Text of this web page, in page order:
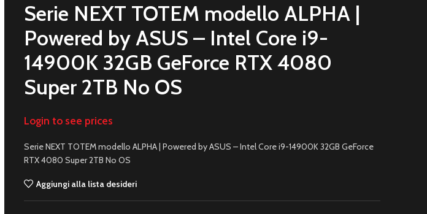
Serie NEXT TOTEM modello ALPHA |
Powered by ASUS – Intel Core i9-
14900K 32GB GeForce RTX 4080
Super 2TB No OS
Login to see prices
Serie NEXT TOTEM modello ALPHA | Powered by ASUS – Intel Core i9-14900K 32GB GeForce
RTX 4080 Super 2TB No OS
Aggiungi alla lista desideri